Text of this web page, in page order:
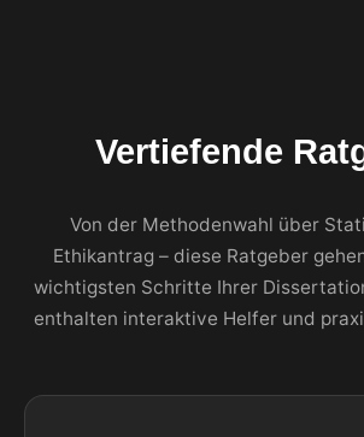
Vertiefende
Von der Methodenwahl über
Ethikantrag – diese Ratgeber
wichtigsten Schritte Ihrer
enthalten interaktive Helfer und